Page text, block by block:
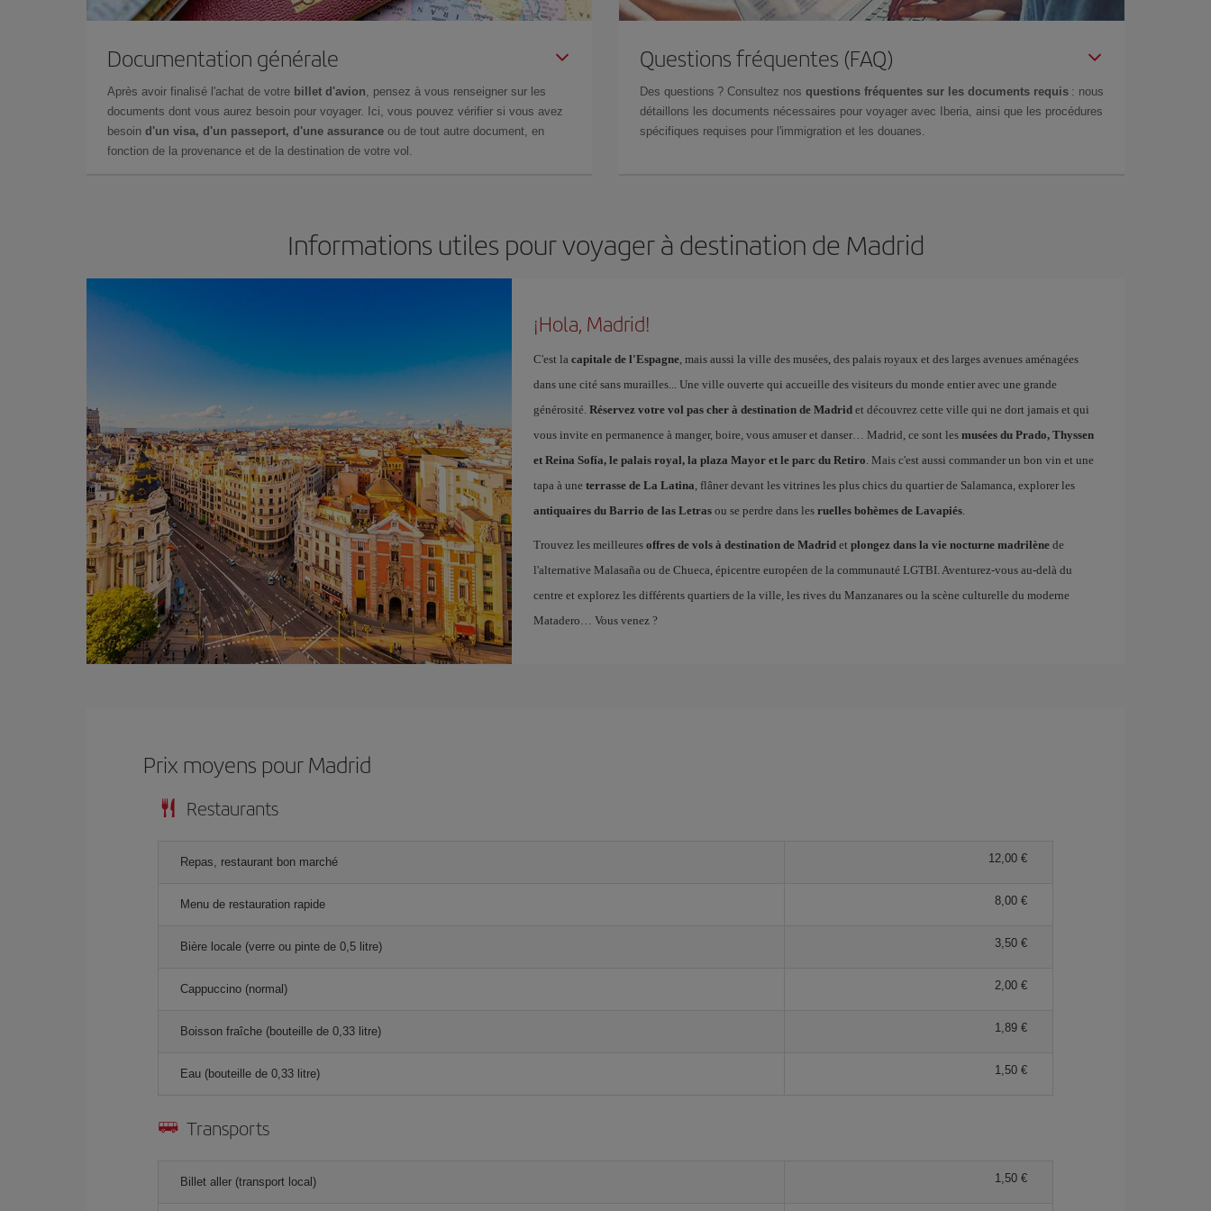
Documentation générale
Après avoir finalisé l'achat de votre billet d'avion, pensez à vous renseigner sur les
documents dont vous aurez besoin pour voyager. Ici, vous pouvez vérifier si vous avez
besoin d'un visa, d'un passeport, d'une assurance ou de tout autre document, en
fonction de la provenance et de la destination de votre vol.
Questions fréquentes (FAQ)
Des questions ? Consultez nos questions fréquentes sur les documents requis : nous
détaillons les documents nécessaires pour voyager avec Iberia, ainsi que les procédures
spécifiques requises pour l'immigration et les douanes.
Informations utiles pour voyager à destination de Madrid
¡Hola, Madrid!
C'est la capitale de l'Espagne, mais aussi la ville des musées, des palais royaux et des larges avenues aménagées
dans une cité sans murailles... Une ville ouverte qui accueille des visiteurs du monde entier avec une grande
générosité. Réservez votre vol pas cher à destination de Madridet découvrez cette ville qui ne dort jamais et qui
vous invite en permanence à manger, boire, vous amuser et danser… Madrid, ce sont les musées du Prado, Thyssen
et Reina Sofía, le palais royal, la plaza Mayor et le parc du Retiro. Mais c'est aussi commander un bon vin et une
tapa à une terrasse de La Latina, flâner devant les vitrines les plus chics du quartier de Salamanca, explorer les
antiquaires du Barrio de las Letrasou se perdre dans les ruelles bohèmes de Lavapiés.
Trouvez les meilleures offres de vols à destination de Madridet plongez dans la vie nocturne madrilènede
l'alternative Malasaña ou de Chueca, épicentre européen de la communauté LGTBI. Aventurez-vous au-delà du
centre et explorez les différents quartiers de la ville, les rives du Manzanares ou la scène culturelle du moderne
Matadero… Vous venez ?
Prix ​​moyens pour Madrid
Restaurants
Repas, restaurant bon marché 12,00 €
Menu de restauration rapide 8,00 €
Bière locale (verre ou pinte de 0,5 litre) 3,50 €
Cappuccino (normal) 2,00 €
Boisson fraîche (bouteille de 0,33 litre) 1,89 €
Eau (bouteille de 0,33 litre) 1,50 €
Transports
Billet aller (transport local) 1,50 €